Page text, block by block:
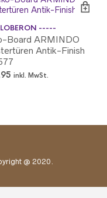
-----
Board ARMINDO
Antik-Finish
inkl. MwSt.
@ 2020.